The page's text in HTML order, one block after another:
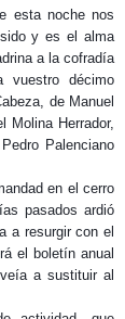
esta noche nos
y es el alma
a la cofradía
vuestro décimo
de Manuel
Molina Herrador,
Palenciano
en el cerro
pasados ardió
a resurgir con el
el boletín anual
a sustituir al